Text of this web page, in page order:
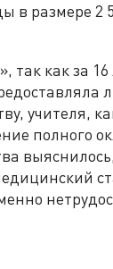
в размере 2
так как за
учителя,
полного